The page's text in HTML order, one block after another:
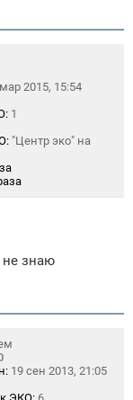
2015, 15:54
1
"Центр эко" на
не знаю
19 сен 2013, 21:05